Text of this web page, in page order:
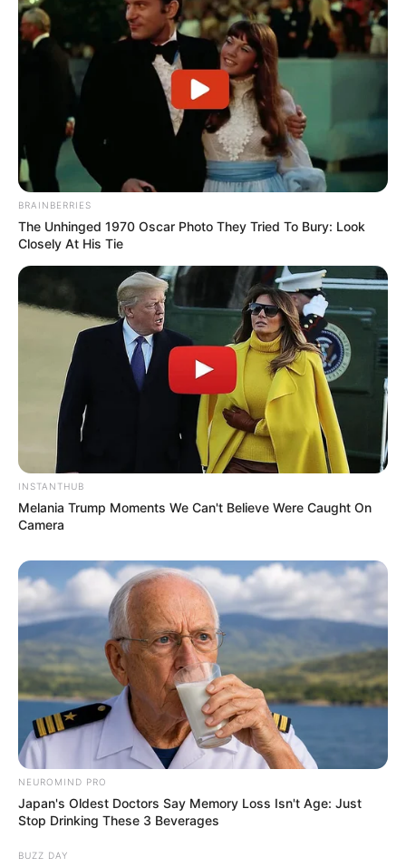
BRAINBERRIES
The Unhinged 1970 Oscar Photo They Tried To Bury: Look
Closely At His Tie
INSTANTHUB
Melania Trump Moments We Can't Believe Were Caught On
Camera
NEUROMIND PRO
Japan's Oldest Doctors Say Memory Loss Isn't Age: Just
Stop Drinking These 3 Beverages
BUZZ DAY